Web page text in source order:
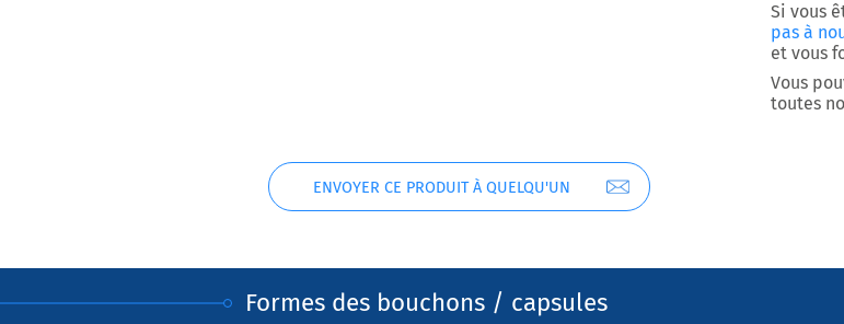
Si vous
pas à
et vous
Vous
toutes
ENVOYER CE PRODUIT À QUELQU'UN
Formes des bouchons / capsules